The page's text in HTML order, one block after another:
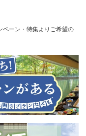
ペーン・特集よりご希望の